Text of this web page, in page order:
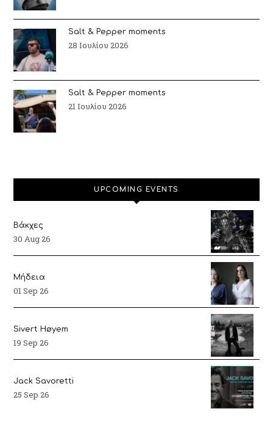
Salt & Pepper moments
28 Ιουλίου 2026
Salt & Pepper moments
21 Ιουλίου 2026
UPCOMING EVENTS
Βάκχες
30 Aug 26
Μήδεια
01 Sep 26
Sivert Høyem
19 Sep 26
Jack Savoretti
25 Sep 26